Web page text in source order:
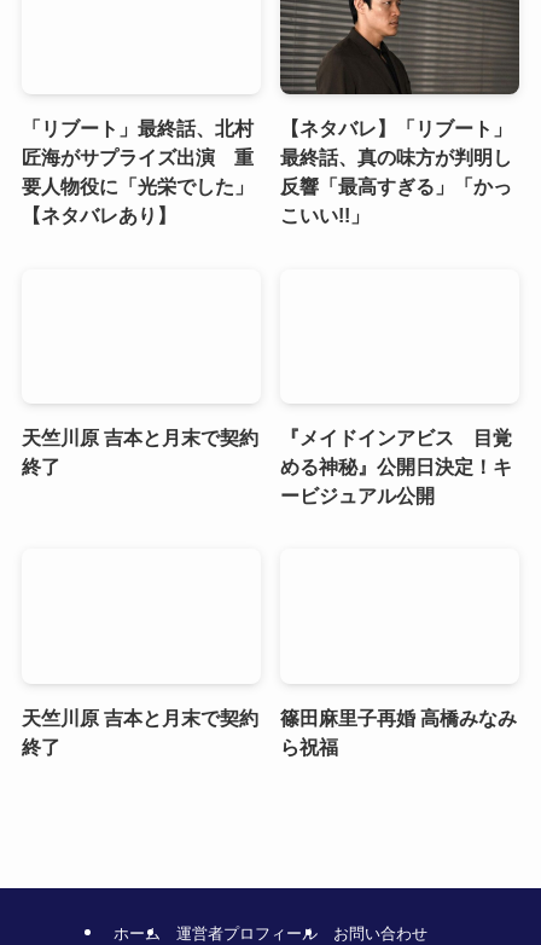
「リブート」最終話、北村
匠海がサプライズ出演 重
要人物役に「光栄でした」
【ネタバレあり】
【ネタバレ】「リブート」
最終話、真の味方が判明し
反響「最高すぎる」「かっ
こいい!!」
天竺川原 吉本と月末で契約
終了
『メイドインアビス 目覚
める神秘』公開日決定！キ
ービジュアル公開
天竺川原 吉本と月末で契約
終了
篠田麻里子再婚 高橋みなみ
ら祝福
ホーム 運営者プロフィール
お問い合わせ